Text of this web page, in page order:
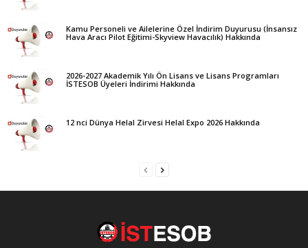
Kamu Personeli ve Ailelerine Özel İndirim Duyurusu (İnsansız
Hava Aracı Pilot Eğitimi-Skyview Havacılık) Hakkında
2026-2027 Akademik Yılı Ön Lisans ve Lisans Programları
İSTESOB Üyeleri İndirimi Hakkında
12 nci Dünya Helal Zirvesi Helal Expo 2026 Hakkında